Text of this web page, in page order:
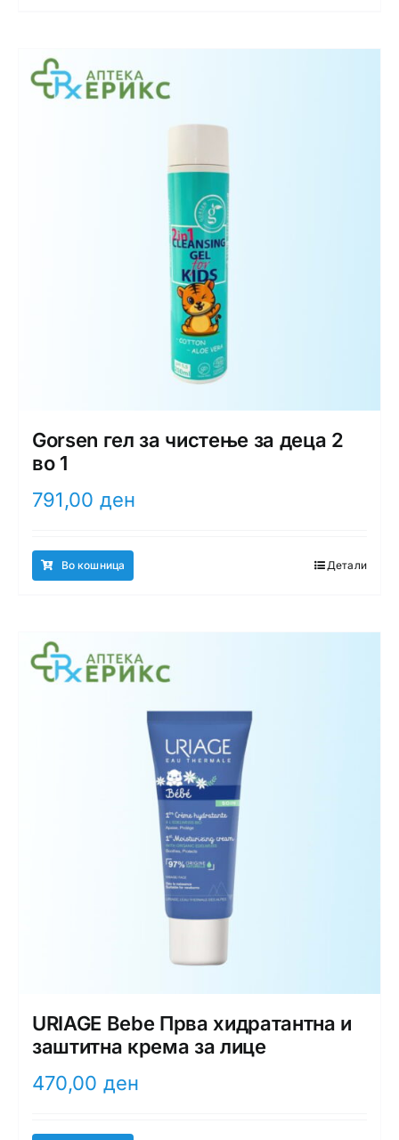
Gorsen гел за чистење за деца 2
во 1
791,00 ден
Во кошница Детали
URIAGE Bebe Прва хидратантна и
заштитна крема за лице
470,00 ден